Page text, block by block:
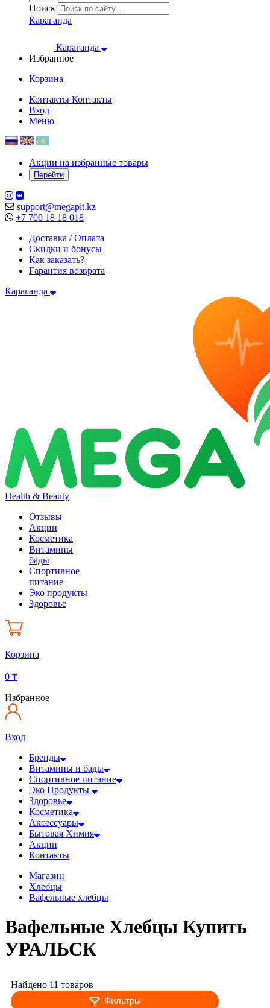
Поиск
Караганда
Караганда
Избранное
Корзина
Контакты Контакты
Вход
Меню
Акции на избранные товары
Перейти
support@megapit.kz
+7 700 18 18 018
Доставка / Оплата
Скидки и бонусы
Как заказать?
Гарантия возврата
Караганда
Health & Beauty
Отзывы
Акции
Косметика
Витамины
бады
Спортивное
питание
Эко продукты
Здоровье
Корзина
0 ₸
Избранное
Вход
Бренды
Витамины и бады
Спортивное питание
Эко Продукты
Здоровье
Косметика
Аксессуары
Бытовая Химия
Акции
Контакты
Магазин
Хлебцы
Вафельные хлебцы
Вафельные Хлебцы Купить
УРАЛЬСК
Найдено 11 товаров
Фильтры